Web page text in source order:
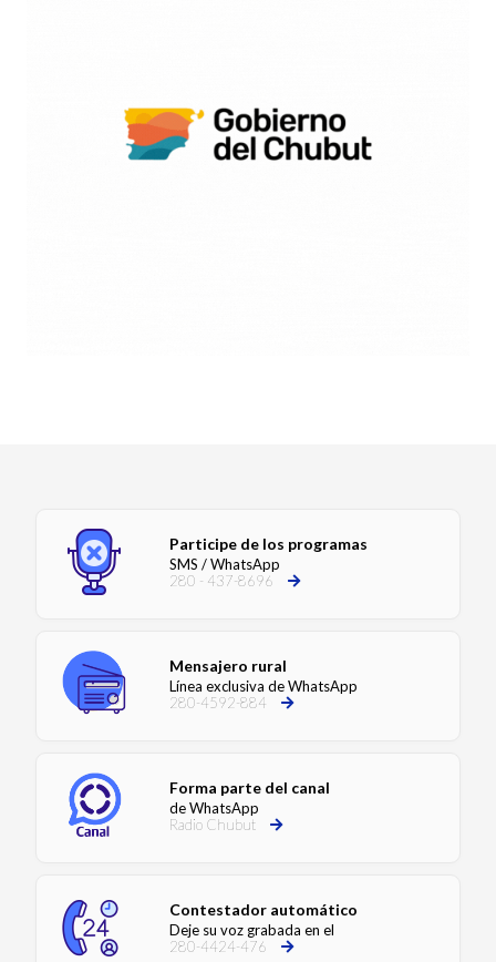
Participe de los programas
SMS / WhatsApp
280 - 437-8696
Mensajero rural
Línea exclusiva de WhatsApp
280-4592-884
Forma parte del canal
de WhatsApp
Radio Chubut
Contestador automático
Deje su voz grabada en el
280-4424-476